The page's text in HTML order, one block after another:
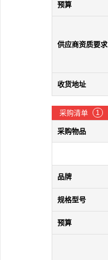
预算
供应商资质要求
收货地址
采购清单 1
采购物品
品牌
规格型号
预算